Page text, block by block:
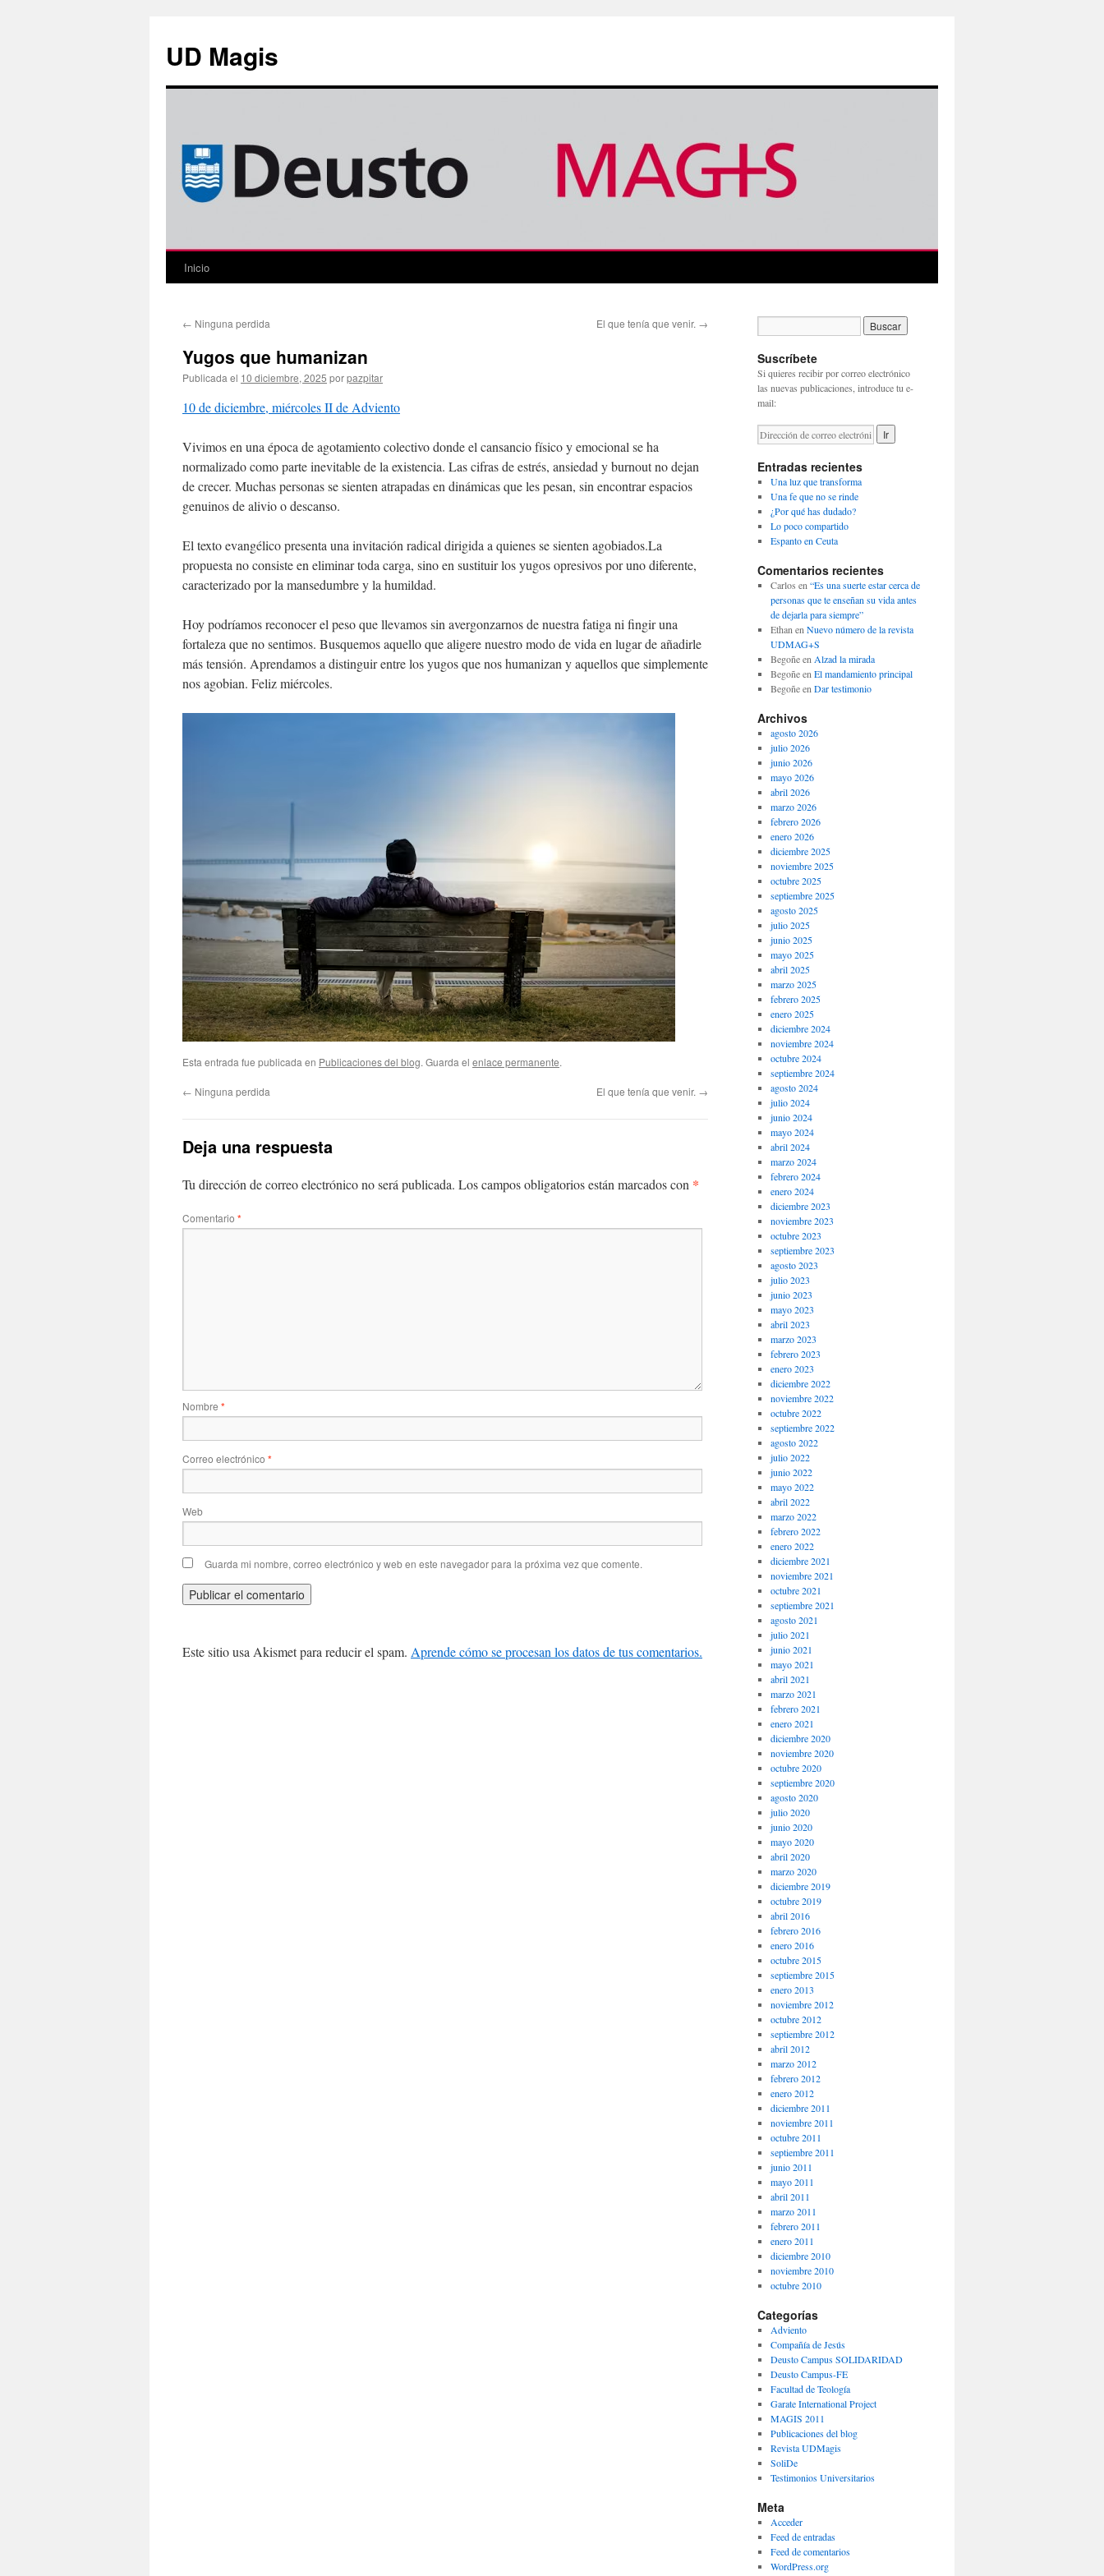
contenido
UD Magis
Inicio
← Ninguna perdida El que tenía que venir. →
Yugos que humanizan
Publicada el 10 diciembre, 2025 porpazpitar
10 de diciembre, miércoles II de Adviento
Vivimos en una época de agotamiento colectivo donde el cansancio físico y emocional se ha
normalizado como parte inevitable de la existencia. Las cifras de estrés, ansiedad y burnout no dejan
de crecer. Muchas personas se sienten atrapadas en dinámicas que les pesan, sin encontrar espacios
genuinos de alivio o descanso.
El texto evangélico presenta una invitación radical dirigida a quienes se sienten agobiados.La
propuesta no consiste en eliminar toda carga, sino en sustituir los yugos opresivos por uno diferente,
caracterizado por la mansedumbre y la humildad.
Hoy podríamos reconocer el peso que llevamos sin avergonzarnos de nuestra fatiga ni fingir una
fortaleza que no sentimos. Busquemos aquello que aligere nuestro modo de vida en lugar de añadirle
más tensión. Aprendamos a distinguir entre los yugos que nos humanizan y aquellos que simplemente
nos agobian. Feliz miércoles.
Esta entrada fue publicada en Publicaciones del blog. Guarda el enlace permanente.
← Ninguna perdida El que tenía que venir. →
Deja una respuesta
Tu dirección de correo electrónico no será publicada. Los campos obligatorios están marcados con *
Comentario *
Nombre *
Correo electrónico *
Web
Guarda mi nombre, correo electrónico y web en este navegador para la próxima vez que comente.
Este sitio usa Akismet para reducir el spam. Aprende cómo se procesan los datos de tus comentarios.
Suscríbete
Si quieres recibir por correo electrónico
las nuevas publicaciones, introduce tu e-
mail:
Entradas recientes
Una luz que transforma
Una fe que no se rinde
¿Por qué has dudado?
Lo poco compartido
Espanto en Ceuta
Comentarios recientes
Carlos en “Es una suerte estar cerca de
personas que te enseñan su vida antes
de dejarla para siempre”
Ethan en Nuevo número de la revista
UDMAG+S
Begoñeen Alzad la mirada
Begoñeen El mandamiento principal
Begoñeen Dar testimonio
Archivos
agosto 2026
julio 2026
junio 2026
mayo 2026
abril 2026
marzo 2026
febrero 2026
enero 2026
diciembre 2025
noviembre 2025
octubre 2025
septiembre 2025
agosto 2025
julio 2025
junio 2025
mayo 2025
abril 2025
marzo 2025
febrero 2025
enero 2025
diciembre 2024
noviembre 2024
octubre 2024
septiembre 2024
agosto 2024
julio 2024
junio 2024
mayo 2024
abril 2024
marzo 2024
febrero 2024
enero 2024
diciembre 2023
noviembre 2023
octubre 2023
septiembre 2023
agosto 2023
julio 2023
junio 2023
mayo 2023
abril 2023
marzo 2023
febrero 2023
enero 2023
diciembre 2022
noviembre 2022
octubre 2022
septiembre 2022
agosto 2022
julio 2022
junio 2022
mayo 2022
abril 2022
marzo 2022
febrero 2022
enero 2022
diciembre 2021
noviembre 2021
octubre 2021
septiembre 2021
agosto 2021
julio 2021
junio 2021
mayo 2021
abril 2021
marzo 2021
febrero 2021
enero 2021
diciembre 2020
noviembre 2020
octubre 2020
septiembre 2020
agosto 2020
julio 2020
junio 2020
mayo 2020
abril 2020
marzo 2020
diciembre 2019
octubre 2019
abril 2016
febrero 2016
enero 2016
octubre 2015
septiembre 2015
enero 2013
noviembre 2012
octubre 2012
septiembre 2012
abril 2012
marzo 2012
febrero 2012
enero 2012
diciembre 2011
noviembre 2011
octubre 2011
septiembre 2011
junio 2011
mayo 2011
abril 2011
marzo 2011
febrero 2011
enero 2011
diciembre 2010
noviembre 2010
octubre 2010
Categorías
Adviento
Compañía de Jesús
Deusto Campus SOLIDARIDAD
Deusto Campus-FE
Facultad de Teología
Garate International Project
MAGIS 2011
Publicaciones del blog
Revista UDMagis
SoliDe
Testimonios Universitarios
Meta
Acceder
Feed de entradas
Feed de comentarios
WordPress.org